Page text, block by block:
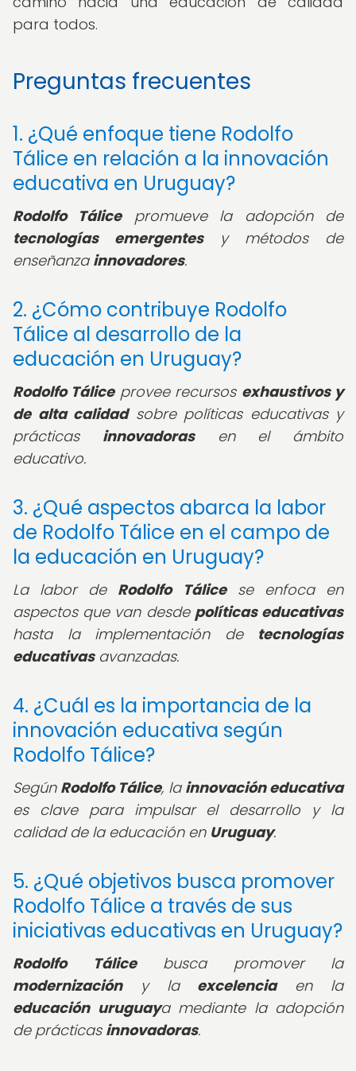
para todos.
Preguntas frecuentes
1. ¿Qué enfoque tiene Rodolfo
Tálice en relación a la innovación
educativa en Uruguay?
Rodolfo Tálicepromueve la adopción de
tecnologías emergentesy métodos de
enseñanza innovadores.
2. ¿Cómo contribuye Rodolfo
Tálice al desarrollo de la
educación en Uruguay?
Rodolfo Táliceprovee recursos exhaustivos y
de alta calidadsobre políticas educativas y
prácticas innovadorasen el ámbito
educativo.
3. ¿Qué aspectos abarca la labor
de Rodolfo Tálice en el campo de
la educación en Uruguay?
La labor de Rodolfo Tálicese enfoca en
aspectos que van desde políticas educativas
hasta la implementación de tecnologías
educativasavanzadas.
4. ¿Cuál es la importancia de la
innovación educativa según
Rodolfo Tálice?
Según Rodolfo Tálice, la innovación educativa
es clave para impulsar el desarrollo y la
calidad de la educación en Uruguay.
5. ¿Qué objetivos busca promover
Rodolfo Tálice a través de sus
iniciativas educativas en Uruguay?
Rodolfo Tálicebusca promover la
modernizacióny la excelenciaen la
educación uruguaya mediante la adopción
de prácticas innovadoras.